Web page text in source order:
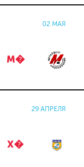
02 МАЯ
М�
29 АПРЕЛЯ
Х�